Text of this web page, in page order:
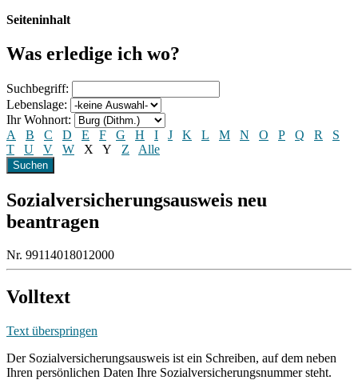
Seiteninhalt
Was erledige ich wo?
Suchbegriff:
Lebenslage:
Ihr Wohnort:
A
B C D E F G H I J K L M N O P Q R
S
T
U V W X Y Z Alle
Sozialversicherungsausweis neu
beantragen
Nr. 99114018012000
Volltext
Text überspringen
Der Sozialversicherungsausweis ist ein Schreiben, auf dem neben
Ihren persönlichen Daten Ihre Sozialversicherungsnummer steht.